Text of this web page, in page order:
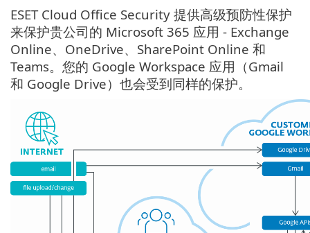
ESET Cloud Office Security 提供高级预防性保护
来保护贵公司的 Microsoft 365 应用 - Exchange
Online、OneDrive、SharePoint Online 和
Teams。您的 Google Workspace 应用（Gmail
和 Google Drive）也会受到同样的保护。